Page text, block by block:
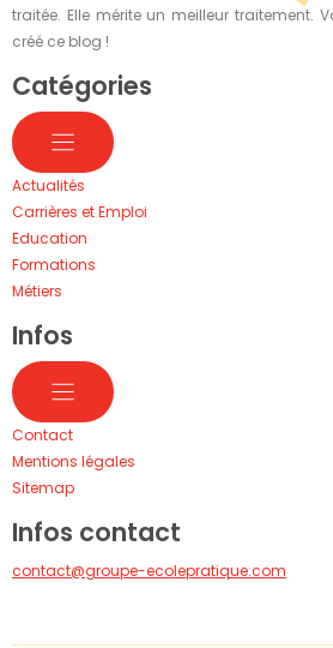
traitée. Elle mérite un meilleur traitement.
créé ce blog !
Catégories
Actualités
Carrières et Emploi
Education
Formations
Métiers
Infos
Contact
Mentions légales
Sitemap
Infos contact
contact@groupe-ecolepratique.com